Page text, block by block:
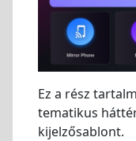
Ez a rész
tematikus
kijelzősablont.